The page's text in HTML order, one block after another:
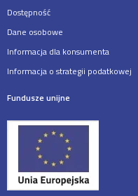
Dostępność
Dane osobowe
Informacja dla konsumenta
Informacja o strategii podatkowej
Fundusze unijne